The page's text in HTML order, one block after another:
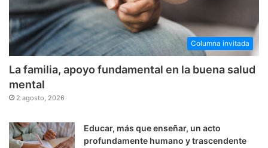
Columna invitada
La familia, apoyo fundamental en la buena salud
mental
2 agosto, 2026
Educar, más que enseñar, un acto
profundamente humano y trascendente